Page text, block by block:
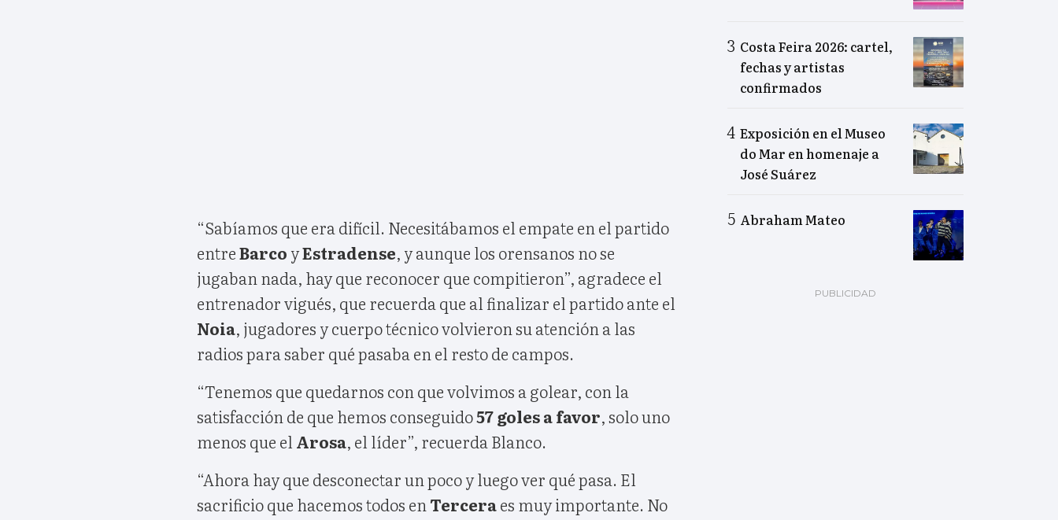
“Sabíamos que era difícil. Necesitábamos el empate en el partido
entreBarco yEstradense, y aunque los orensanos no se
jugaban nada, hay que reconocer que compitieron”, agradece el
entrenador vigués, que recuerda que al finalizar el partido ante el
Noia, jugadores y cuerpo técnico volvieron su atención a las
radios para saber qué pasaba en el resto de campos.
“Tenemos que quedarnos con que volvimos a golear, con la
satisfacción de que hemos conseguido57 goles a favor, solo uno
menos que el Arosa, el líder”, recuerda Blanco.
“Ahora hay que desconectar un poco y luego ver qué pasa. El
sacrificio que hacemos todos en Terceraes muy importante. No
Costa Feira 2026: cartel,
fechas y artistas
confirmados
Exposición en el Museo
do Mar en homenaje a
José Suárez
Abraham Mateo